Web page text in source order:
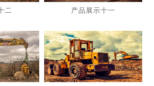
二 产品展示十一